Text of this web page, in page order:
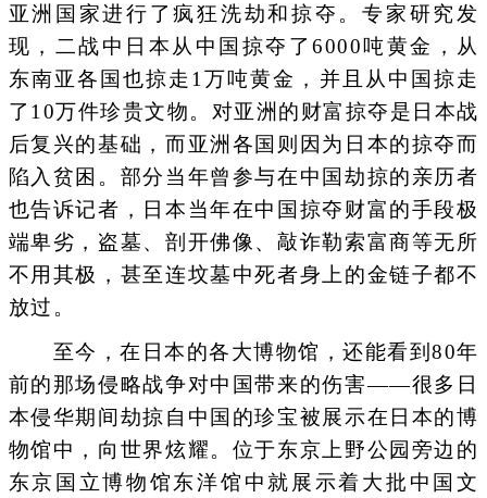
亚洲国家进行了疯狂洗劫和掠夺。专家研究发
现，二战中日本从中国掠夺了6000吨黄金，从
东南亚各国也掠走1万吨黄金，并且从中国掠走
了10万件珍贵文物。对亚洲的财富掠夺是日本战
后复兴的基础，而亚洲各国则因为日本的掠夺而
陷入贫困。部分当年曾参与在中国劫掠的亲历者
也告诉记者，日本当年在中国掠夺财富的手段极
端卑劣，盗墓、剖开佛像、敲诈勒索富商等无所
不用其极，甚至连坟墓中死者身上的金链子都不
放过。
至今，在日本的各大博物馆，还能看到80年
前的那场侵略战争对中国带来的伤害——很多日
本侵华期间劫掠自中国的珍宝被展示在日本的博
物馆中，向世界炫耀。位于东京上野公园旁边的
东京国立博物馆东洋馆中就展示着大批中国文